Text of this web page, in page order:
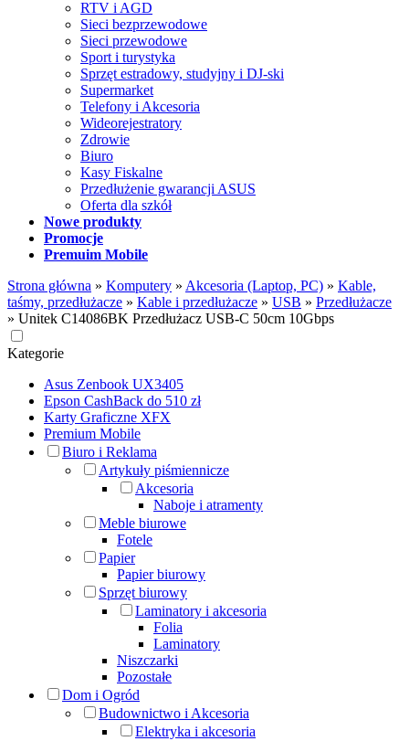
RTV i AGD
Sieci bezprzewodowe
Sieci przewodowe
Sport i turystyka
Sprzęt estradowy, studyjny i DJ-ski
Supermarket
Telefony i Akcesoria
Wideorejestratory
Zdrowie
Biuro
Kasy Fiskalne
Przedłużenie gwarancji ASUS
Oferta dla szkół
Nowe produkty
Promocje
Premuim Mobile
Strona główna » Komputery » Akcesoria (Laptop, PC) » Kable,
taśmy, przedłużacze » Kable i przedłużacze » USB » Przedłużacze
» Unitek C14086BK Przedłużacz USB-C 50cm 10Gbps
Kategorie
Asus Zenbook UX3405
Epson CashBack do 510 zł
Karty Graficzne XFX
Premium Mobile
Biuro i Reklama
Artykuły piśmiennicze
Akcesoria
Naboje i atramenty
Meble biurowe
Fotele
Papier
Papier biurowy
Sprzęt biurowy
Laminatory i akcesoria
Folia
Laminatory
Niszczarki
Pozostałe
Dom i Ogród
Budownictwo i Akcesoria
Elektryka i akcesoria